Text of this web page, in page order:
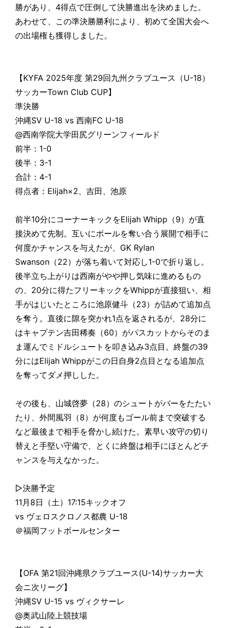
勝があり、4得点で圧倒して決勝進出を決めました。
あわせて、この準決勝勝利により、初めて全国大会へ
の出場権も獲得しました。
【KYFA 2025年度 第29回九州クラブユース（U-18）
サッカーTown Club CUP】
準決勝
沖縄SV U-18 vs 西南FC U-18
@西南学院大学田尻グリーンフィールド
前半：1-0
後半：3-1
合計：4-1
得点者：Elijah×2、吉田、池原
前半10分にコーナーキックをElijah Whipp（9）が直
接決めて先制。互いにボールを奪い合う展開で相手に
何度かチャンスを与えたが、GK Rylan
Swanson（22）が落ち着いて対応し1-0で折り返し。
後半立ち上がりは西南がやや押し気味に進めるもの
の、20分に得たフリーキックをWhippが直接狙い、相
手がはじいたところに池原健斗（23）が詰めて追加点
を奪う。直後に隙を突かれ1点を返されるが、28分に
はキャプテン吉田稀奏（60）がパスカットからそのま
ま運んでミドルシュートを叩き込み3点目。終盤の39
分にはElijah Whippがこの日自身2点目となる追加点
を奪ってダメ押しした。
その後も、山城啓夢（28）のシュートがバーをたたい
たり、外間風羽（8）が何度もゴール前まで突破する
など最後まで相手を脅かし続けた。素早い攻守の切り
替えと手堅い守備で、とくに終盤は相手にほとんどチ
ャンスを与えなかった。
▷決勝予定
11月8日（土）17:15キックオフ
vs ヴェロスクロノス都農 U-18
＠福岡フットボールセンター
【OFA 第21回沖縄県クラブユース(U-14)サッカー大
会ニ次リーグ】
沖縄SV U-15 vs ヴィクサーレ
@奥武山陸上競技場